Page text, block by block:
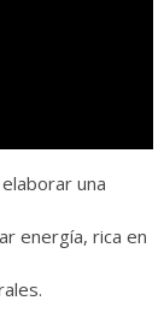
una
energía, rica en